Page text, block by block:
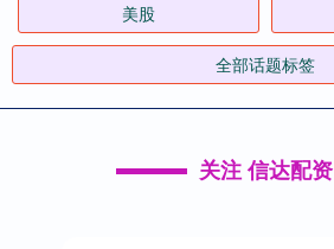
美股
全部话题标签
关注 信达配资